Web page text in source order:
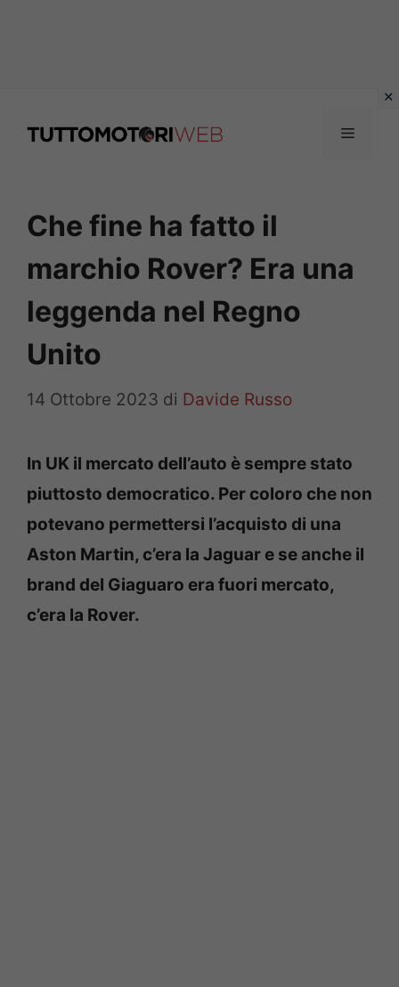
Menu
Che fine ha fatto il
marchio Rover? Era una
leggenda nel Regno
Unito
14 Ottobre 2023 di Davide Russo
In UK il mercato dell’auto è sempre stato
piuttosto democratico. Per coloro che non
potevano permettersi l’acquisto di una
Aston Martin, c’era la Jaguar e se anche il
brand del Giaguaro era fuori mercato,
c’era la Rover.